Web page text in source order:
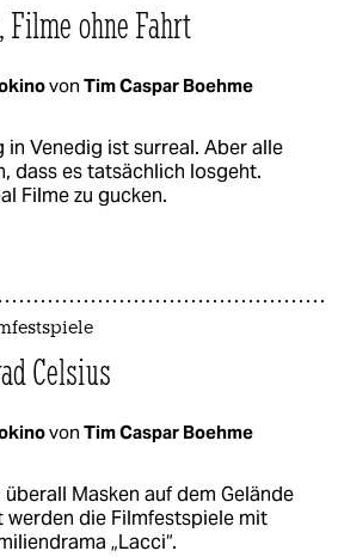
ohne Fahrt
von Tim Caspar Boehme
in Venedig ist surreal. Aber alle
dass es tatsächlich losgeht.
Filme zu gucken.
Celsius
von Tim Caspar Boehme
Masken auf dem Gelände
werden die Filmfestspiele mit
„Lacci“.